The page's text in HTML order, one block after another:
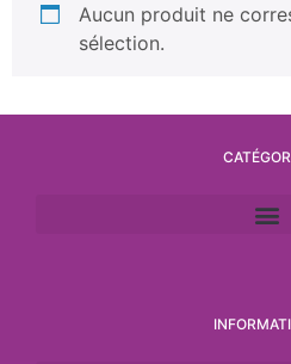
Aucun produit ne
sélection.